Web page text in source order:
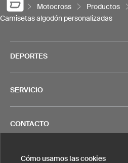
Motocross
Productos
Camisetas algodón personalizadas
DEPORTES
SERVICIO
CONTACTO
Cómo usamos las cookies